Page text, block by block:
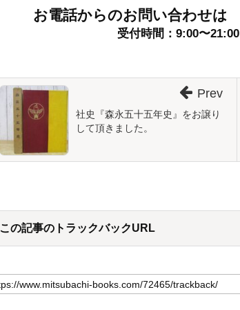
お電話からのお問い合わせは
受付時間：9:00〜21:00
社史『森永五十五年史』をお譲り
して頂きました。
Prev
この記事のトラックバックURL